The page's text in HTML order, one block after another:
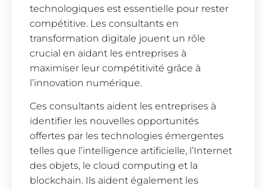
technologiques est essentielle pour rester
compétitive. Les consultants en
transformation digitale jouent un rôle
crucial en aidant les entreprises à
maximiser leur compétitivité grâce à
l’innovation numérique.
Ces consultants aident les entreprises à
identifier les nouvelles opportunités
offertes par les technologies émergentes
telles que l’intelligence artificielle, l’Internet
des objets, le cloud computing et la
blockchain. Ils aident également les